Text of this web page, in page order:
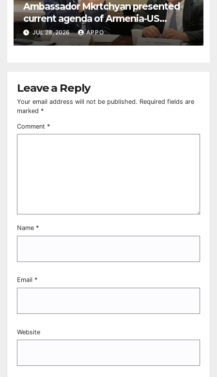
Ambassador Mkrtchyan presented
current agenda of Armenia-US
relations at American Foreign Policy
Council
JUL 28, 2026 APPO
Leave a Reply
Your email address will not be published. Required fields are
marked *
Comment *
Name *
Email *
Website